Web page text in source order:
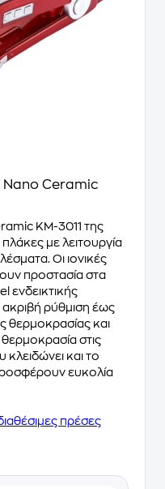
Nano Ceramic
KM-3011 της
με λειτουργία
Οι ιονικές
προστασία στα
ενδεικτικής
ακριβή ρύθμιση έως
θερμοκρασίας και
στις
και το
ευκολία
πρέσες